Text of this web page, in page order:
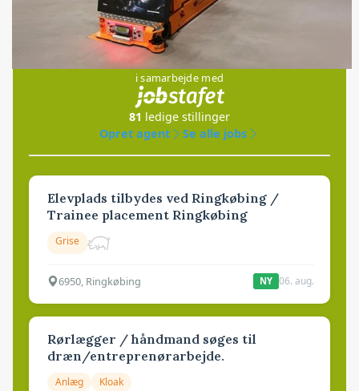
Jobs
i samarbejde med
81 ledige stillinger
Opret agent
Se alle jobs
Elevplads tilbydes ved Ringkøbing /
Trainee placement Ringkøbing
Grise
6950, Ringkøbing NY 06. aug.
Rørlægger / håndmand søges til
dræn/entreprenørarbejde.
Anlæg Kloak